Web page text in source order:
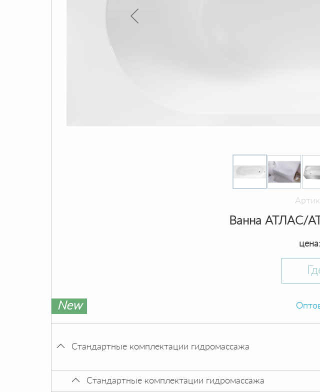
Ванна АТЛАС/
цена:
New
Стандартные комплектации гидромассажа
Стандартные комплектации гидромассажа